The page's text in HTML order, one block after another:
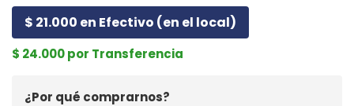
$ 21.000 en Efectivo (en el local)
$ 24.000 por Transferencia
¿Por qué comprarnos?